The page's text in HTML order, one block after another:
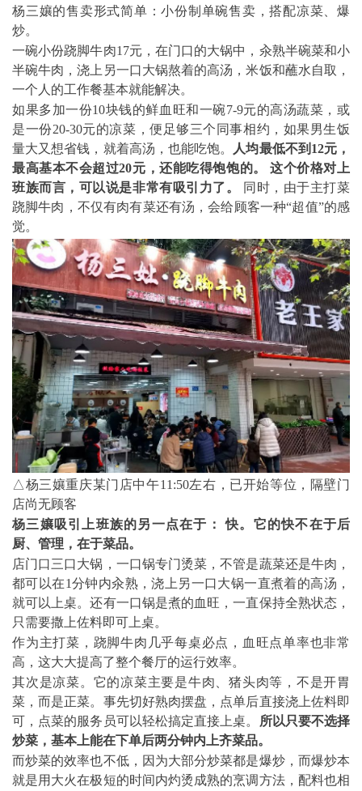
杨三孃的售卖形式简单：小份制单碗售卖，搭配凉菜、爆
炒。
一碗小份跷脚牛肉17元，在门口的大锅中，汆熟半碗菜和小
半碗牛肉，浇上另一口大锅熬着的高汤，米饭和蘸水自取，
一个人的工作餐基本就能解决。
如果多加一份10块钱的鲜血旺和一碗7-9元的高汤蔬菜，或
是一份20-30元的凉菜，便足够三个同事相约，如果男生饭
量大又想省钱，就着高汤，也能吃饱。
人均最低不到12元，
最高基本不会超过20元，还能吃得饱饱的。这个价格对上
班族而言，可以说是非常有吸引力了。
同时，由于主打菜
跷脚牛肉，不仅有肉有菜还有汤，会给顾客一种“超值”的感
觉。
△杨三孃重庆某门店中午11:50左右，已开始等位，隔壁门
店尚无顾客
杨三孃吸引上班族的另一点在于：快。它的快不在于后
厨、管理，在于菜品。
店门口三口大锅，一口锅专门烫菜，不管是蔬菜还是牛肉，
都可以在1分钟内汆熟，浇上另一口大锅一直煮着的高汤，
就可以上桌。还有一口锅是煮的血旺，一直保持全熟状态，
只需要撒上佐料即可上桌。
作为主打菜，跷脚牛肉几乎每桌必点，血旺点单率也非常
高，这大大提高了整个餐厅的运行效率。
其次是凉菜。它的凉菜主要是牛肉、猪头肉等，不是开胃
菜，而是正菜。事先切好熟肉摆盘，点单后直接浇上佐料即
可，点菜的服务员可以轻松搞定直接上桌。
所以只要不选择
炒菜，基本上能在下单后两分钟内上齐菜品。
而炒菜的效率也不低，因为大部分炒菜都是爆炒，而爆炒本
就是用大火在极短的时间内灼烫成熟的烹调方法，配料也相